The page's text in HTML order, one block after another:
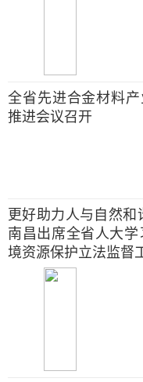
全省先进合金材料
推进会议召开
更好助力人与自然和
南昌出席全省人大
境资源保护立法监督